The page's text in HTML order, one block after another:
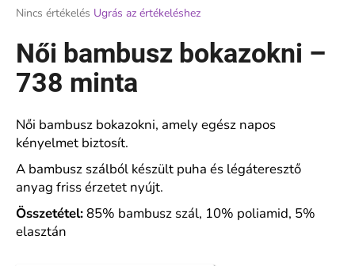
A
átlagos
értékelése
5-
ből
csillag.
Nincs értékelés Ugrás az értékeléshez
Női bambusz bokazokni –
738 minta
Női bambusz bokazokni, amely egész napos
kényelmet biztosít.
A bambusz szálból készült puha és légáteresztő
anyag friss érzetet nyújt.
Összetétel:85% bambusz szál, 10% poliamid, 5%
elasztán
A
j
á
l
j
u
k
NŐI
HARISNYANADRÁG
20